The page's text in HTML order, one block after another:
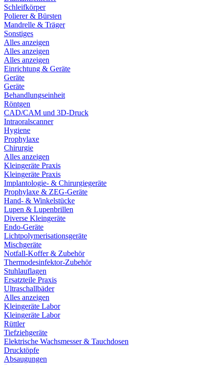
Schleifkörper
Polierer & Bürsten
Mandrelle & Träger
Sonstiges
Alles anzeigen
Alles anzeigen
Alles anzeigen
Einrichtung & Geräte
Geräte
Geräte
Behandlungseinheit
Röntgen
CAD/CAM und 3D-Druck
Intraoralscanner
Hygiene
Prophylaxe
Chirurgie
Alles anzeigen
Kleingeräte Praxis
Kleingeräte Praxis
Implantologie- & Chirurgiegeräte
Prophylaxe & ZEG-Geräte
Hand- & Winkelstücke
Lupen & Lupenbrillen
Diverse Kleingeräte
Endo-Geräte
Lichtpolymerisationsgeräte
Mischgeräte
Notfall-Koffer & Zubehör
Thermodesinfektor-Zubehör
Stuhlauflagen
Ersatzteile Praxis
Ultraschallbäder
Alles anzeigen
Kleingeräte Labor
Kleingeräte Labor
Rüttler
Tiefziehgeräte
Elektrische Wachsmesser & Tauchdosen
Drucktöpfe
Absaugungen